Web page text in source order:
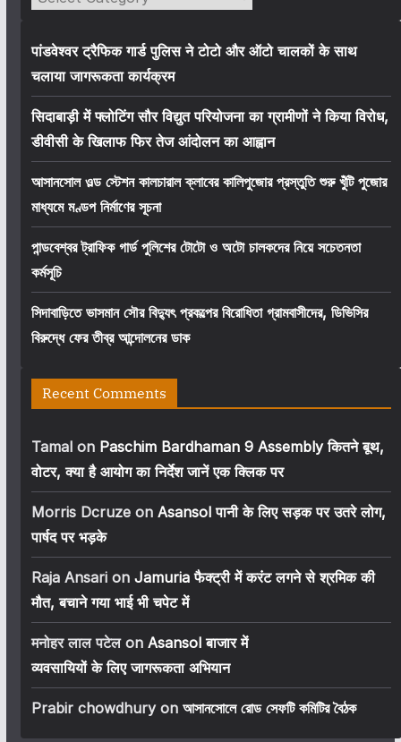
पांडवेश्वर ट्रैफिक गार्ड पुलिस ने टोटो और ऑटो चालकों के साथ
चलाया जागरूकता कार्यक्रम
सिदाबाड़ी में फ्लोटिंग सौर विद्युत परियोजना का ग्रामीणों ने किया विरोध,
डीवीसी के खिलाफ फिर तेज आंदोलन का आह्वान
আসানসোল ওল্ড স্টেশন কালচারাল ক্লাবের কালিপুজোর প্রস্তুতি শুরু খুঁটি পুজোর
মাধ্যমে মণ্ডপ নির্মাণের সূচনা
পান্ডবেশ্বর ট্রাফিক গার্ড পুলিশের টোটো ও অটো চালকদের নিয়ে সচেতনতা
কর্মসূচি
সিদাবাড়িতে ভাসমান সৌর বিদ্যুৎ প্রকল্পের বিরোধিতা গ্রামবাসীদের, ডিভিসির
বিরুদ্ধে ফের তীব্র আন্দোলনের ডাক
Recent Comments
Tamalon Paschim Bardhaman 9 Assembly कितने बूथ,
वोटर, क्या है आयोग का निर्देश जानें एक क्लिक पर
Morris Dcruzeon Asansol पानी के लिए सड़क पर उतरे लोग,
पार्षद पर भड़के
Raja Ansarion Jamuria फैक्ट्री में करंट लगने से श्रमिक की
मौत, बचाने गया भाई भी चपेट में
मनोहर लाल पटेलon Asansol बाजार में
व्यवसायियों के लिए जागरूकता अभियान
Prabir chowdhuryon আসানসোলে রোড সেফটি কমিটির বৈঠক